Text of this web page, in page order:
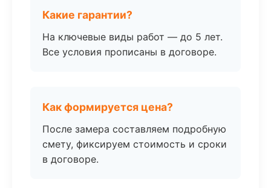
Какие гарантии?
На ключевые виды работ — до 5 лет.
Все условия прописаны в договоре.
Как формируется цена?
После замера составляем подробную
смету, фиксируем стоимость и сроки
в договоре.